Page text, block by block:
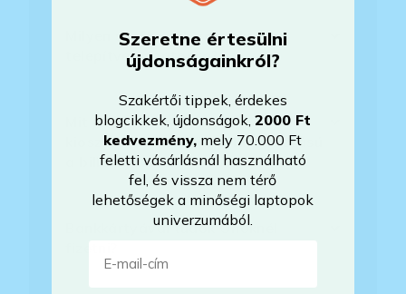
Milyen szoftverek vannak előre
telepítve a laptopra?
Mit jelent, hogy magyar/magyar
kiosztású európai/külföldi kiosztású
a billentyűzet?
Bankkártyával tudok Önöknél
Szeretne értesülni
újdonságainkról?
Szakértői tippek, érdekes
blogcikkek, újdonságok,2000 Ft
kedvezmény, mely 70.000 Ft
feletti vásárlásnál használható
fel, és vissza nem térő
lehetőségek a minőségi laptopok
univerzumából.